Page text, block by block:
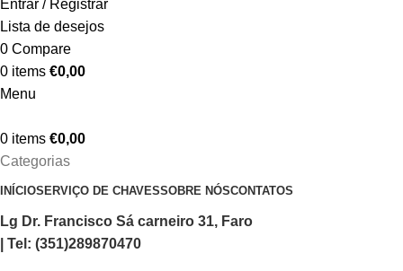
Entrar / Registrar
Lista de desejos
0 Compare
0 items €0,00
Menu
0 items €0,00
Categorias
INÍCIOSERVIÇO DE CHAVESSOBRE NÓSCONTATOS
Lg Dr. Francisco Sá carneiro 31, Faro
| Tel: (351)289870470